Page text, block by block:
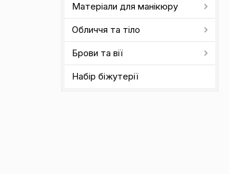
Матеріали для манікюру
Обличчя та тіло
Брови та вії
Набір біжутерії